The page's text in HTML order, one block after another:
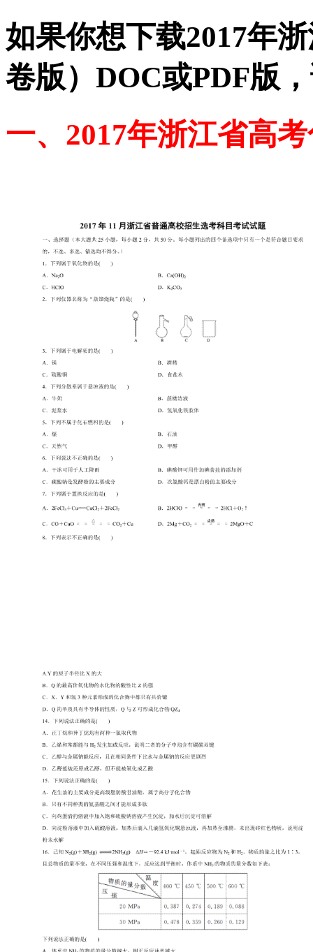
如果你想下载2017年
卷版）DOC或PDF版
一、2017年浙江省高